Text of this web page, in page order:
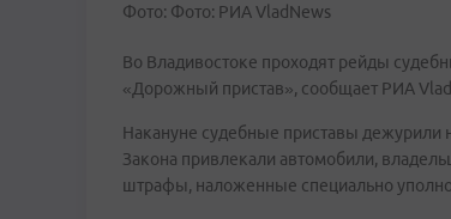
Фото: Фото: РИА VladNews
Во Владивостоке проходят рейды
«Дорожный пристав», сообщает РИА
Накануне судебные приставы дежурили
Закона привлекали автомобили,
штрафы, наложенные специально